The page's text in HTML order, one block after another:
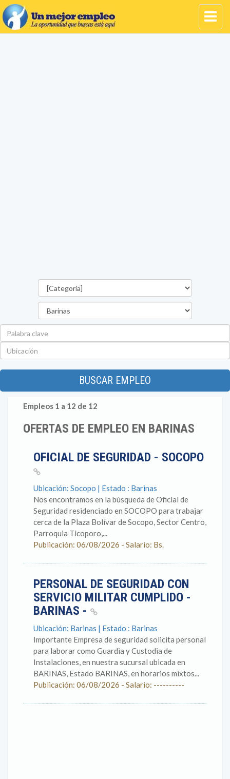
BUSCAR EMPLEO
Empleos 1 a 12 de 12
OFERTAS DE EMPLEO EN BARINAS
OFICIAL DE SEGURIDAD - SOCOPO
Ubicación: Socopo | Estado : Barinas
Nos encontramos en la búsqueda de Oficial de
Seguridad residenciado en SOCOPO para trabajar
cerca de la Plaza Bolívar de Socopo, Sector Centro,
Parroquia Ticoporo,...
Publicación: 06/08/2026 - Salario: Bs.
PERSONAL DE SEGURIDAD CON
SERVICIO MILITAR CUMPLIDO -
BARINAS -
Ubicación: Barinas | Estado : Barinas
Importante Empresa de seguridad solicita personal
para laborar como Guardia y Custodia de
Instalaciones, en nuestra sucursal ubicada en
BARINAS, Estado BARINAS, en horarios mixtos...
Publicación: 06/08/2026 - Salario: ----------